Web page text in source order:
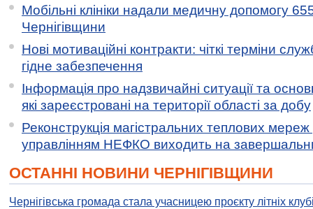
Мобільні клініки надали медичну допомогу
Чернігівщини
Нові мотиваційні контракти: чіткі терміни
гідне забезпечення
Інформація про надзвичайні ситуації та
які зареєстровані на території області за добу
Реконструкція магістральних теплових мереж
управлінням НЕФКО виходить на
ОСТАННІ НОВИНИ ЧЕРНІГІВЩИНИ
Чернігівська громада стала учасницею проєкту літніх